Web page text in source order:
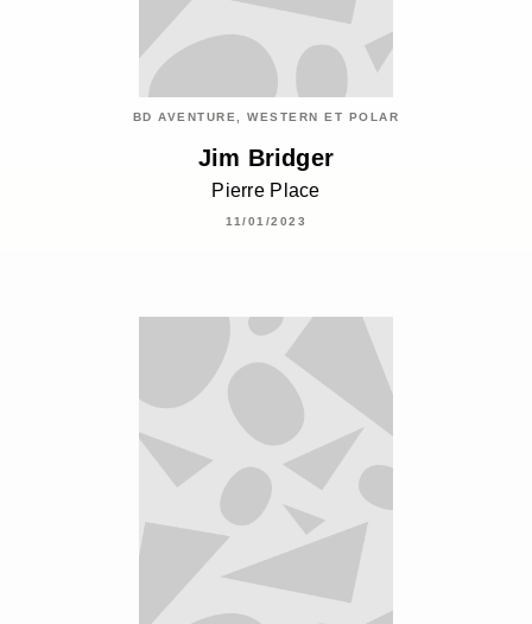
BD AVENTURE, WESTERN ET POLAR
Jim Bridger
Pierre Place
11/01/2023